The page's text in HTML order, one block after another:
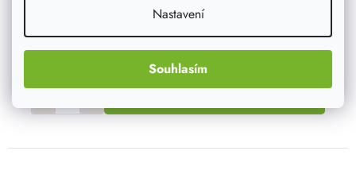
Nastavení
Souhlasím
8 001 Kč
DO KOŠÍKU